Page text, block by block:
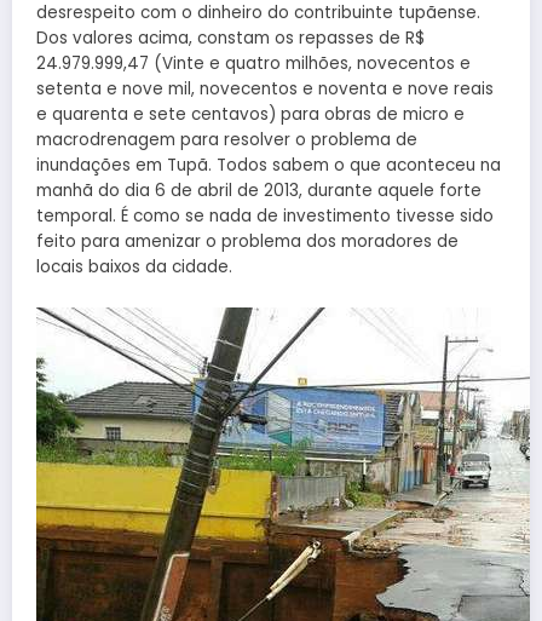
desrespeito com o dinheiro do contribuinte tupãense.
Dos valores acima, constam os repasses de R$
24.979.999,47 (Vinte e quatro milhões, novecentos e
setenta e nove mil, novecentos e noventa e nove reais
e quarenta e sete centavos) para obras de micro e
macrodrenagem para resolver o problema de
inundações em Tupã. Todos sabem o que aconteceu na
manhã do dia 6 de abril de 2013, durante aquele forte
temporal. É como se nada de investimento tivesse sido
feito para amenizar o problema dos moradores de
locais baixos da cidade.